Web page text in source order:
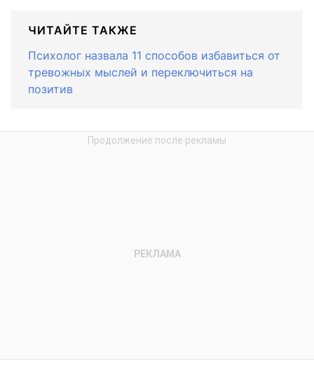
ЧИТАЙТЕ ТАКЖЕ
Психолог назвала 11 способов избавиться от
тревожных мыслей и переключиться на
позитив